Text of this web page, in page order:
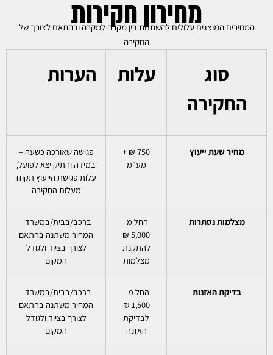
מחירון חקירות
המחירים המוצגים עלולים להשתנות בין מקרה למקרה ובהתאם לצורך של
החקירה
סוג
החקירה
עלות הערות
מחיר שעת ייעוץ
750 ₪ +
מע"מ
פגישה שאורכה כשעה –
במידה והתיק יצא לפועל,
עלות פגישת הייעוץ תקוזז
מעלות החקירה
מצלמות נסתרות
החל מ-
5,000 ₪
להתקנת
מצלמות
ברכב/בבית/במשרד –
המחיר משתנה בהתאם
לצורך בציוד ולגודל
המקום
בדיקת האזנות
החל מ –
1,500 ₪
לבדיקת
האזנה
ברכב/בבית/במשרד –
המחיר משתנה בהתאם
לצורך בציוד ולגודל
המקום